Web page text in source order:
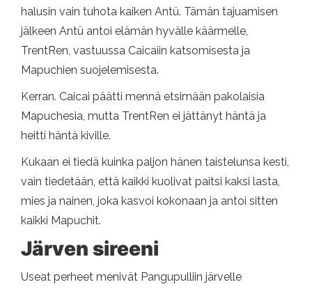
halusin vain tuhota kaiken Antü. Tämän tajuamisen
jälkeen Antü antoi elämän hyvälle käärmelle,
TrentRen, vastuussa Caicaiin katsomisesta ja
Mapuchien suojelemisesta.
Kerran. Caicai päätti mennä etsimään pakolaisia ​​
Mapuchesia, mutta TrentRen ei jättänyt häntä ja
heitti häntä kiville.
Kukaan ei tiedä kuinka paljon hänen taistelunsa kesti,
vain tiedetään, että kaikki kuolivat paitsi kaksi lasta,
mies ja nainen, joka kasvoi kokonaan ja antoi sitten
kaikki Mapuchit.
Järven sireeni
Useat perheet menivät Pangupulliin järvelle